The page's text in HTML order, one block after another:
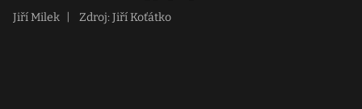
Jiří Milek Zdroj: Jiří Koťátko